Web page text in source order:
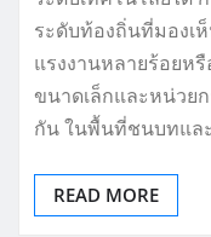
ระดับท้องถิ่นที่มองเ
แรงงานหลายร้อยห
ขนาดเล็กและหน่ว
กัน ในพื้นที่ชนบทแล
READ MORE